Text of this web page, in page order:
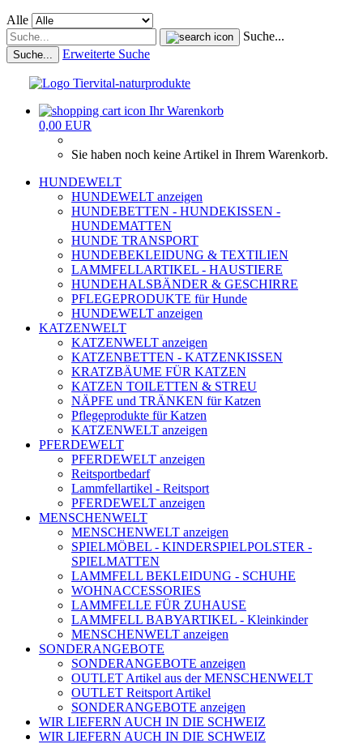
Alle
Suche...
Suche... Erweiterte Suche
Ihr Warenkorb
0,00 EUR
Sie haben noch keine Artikel in Ihrem Warenkorb.
HUNDEWELT
HUNDEWELT anzeigen
HUNDEBETTEN - HUNDEKISSEN -
HUNDEMATTEN
HUNDE TRANSPORT
HUNDEBEKLEIDUNG & TEXTILIEN
LAMMFELLARTIKEL - HAUSTIERE
HUNDEHALSBÄNDER & GESCHIRRE
PFLEGEPRODUKTE für Hunde
HUNDEWELT anzeigen
KATZENWELT
KATZENWELT anzeigen
KATZENBETTEN - KATZENKISSEN
KRATZBÄUME FÜR KATZEN
KATZEN TOILETTEN & STREU
NÄPFE und TRÄNKEN für Katzen
Pflegeprodukte für Katzen
KATZENWELT anzeigen
PFERDEWELT
PFERDEWELT anzeigen
Reitsportbedarf
Lammfellartikel - Reitsport
PFERDEWELT anzeigen
MENSCHENWELT
MENSCHENWELT anzeigen
SPIELMÖBEL - KINDERSPIELPOLSTER -
SPIELMATTEN
LAMMFELL BEKLEIDUNG - SCHUHE
WOHNACCESSORIES
LAMMFELLE FÜR ZUHAUSE
LAMMFELL BABYARTIKEL - Kleinkinder
MENSCHENWELT anzeigen
SONDERANGEBOTE
SONDERANGEBOTE anzeigen
OUTLET Artikel aus der MENSCHENWELT
OUTLET Reitsport Artikel
SONDERANGEBOTE anzeigen
WIR LIEFERN AUCH IN DIE SCHWEIZ
WIR LIEFERN AUCH IN DIE SCHWEIZ